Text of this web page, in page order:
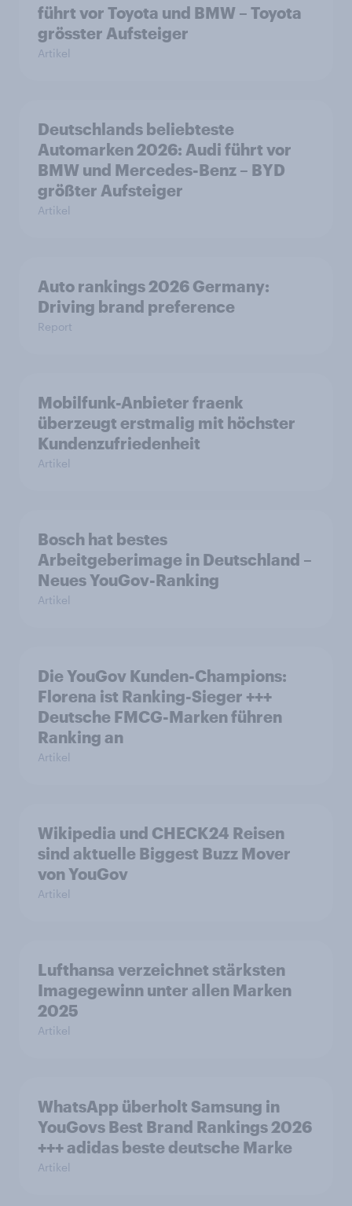
führt vor Toyota und BMW – Toyota
grösster Aufsteiger
Artikel
Deutschlands beliebteste
Automarken 2026: Audi führt vor
BMW und Mercedes-Benz – BYD
größter Aufsteiger
Artikel
Auto rankings 2026 Germany:
Driving brand preference
Report
Mobilfunk-Anbieter fraenk
überzeugt erstmalig mit höchster
Kundenzufriedenheit
Artikel
Bosch hat bestes
Arbeitgeberimage in Deutschland –
Neues YouGov-Ranking
Artikel
Die YouGov Kunden-Champions:
Florena ist Ranking-Sieger +++
Deutsche FMCG-Marken führen
Ranking an
Artikel
Wikipedia und CHECK24 Reisen
sind aktuelle Biggest Buzz Mover
von YouGov
Artikel
Lufthansa verzeichnet stärksten
Imagegewinn unter allen Marken
2025
Artikel
WhatsApp überholt Samsung in
YouGovs Best Brand Rankings 2026
+++ adidas beste deutsche Marke
Artikel